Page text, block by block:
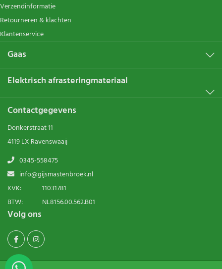
Verzendinformatie
Retourneren & klachten
Klantenservice
Gaas
Elektrisch afrasteringmateriaal
Contactgegevens
Donkerstraat 11
4119 LX Ravenswaaij
0345-558475
info@gijsmastenbroek.nl
KVK:
11031781
BTW:
NL8156.00.562.B01
Volg ons